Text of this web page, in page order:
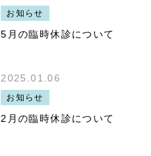
お知らせ
5月の臨時休診について
2025.01.06
お知らせ
2月の臨時休診について